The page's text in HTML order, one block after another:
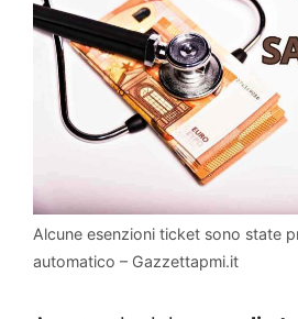
Alcune esenzioni ticket sono state
automatico – Gazzettapmi.it